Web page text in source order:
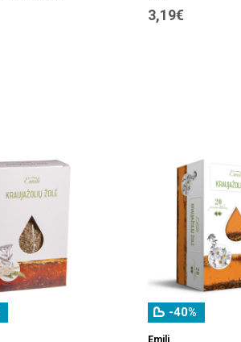
3,19€
-40%
Emili